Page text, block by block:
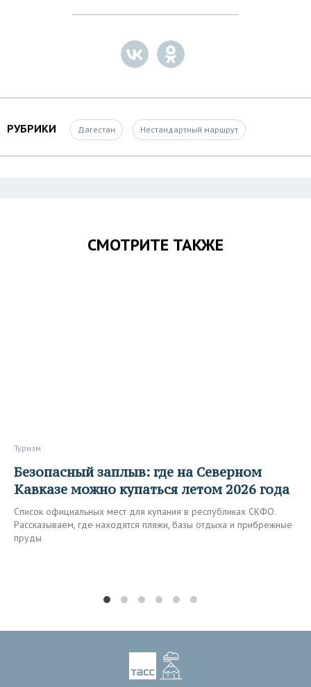
РУБРИКИ Дагестан Нестандартный маршрут
СМОТРИТЕ ТАКЖЕ
Туризм
Безопасный заплыв: где на Северном
Кавказе можно купаться летом 2026 года
Список официальных мест для купания в республиках СКФО.
Рассказываем, где находятся пляжи, базы отдыха и прибрежные
пруды